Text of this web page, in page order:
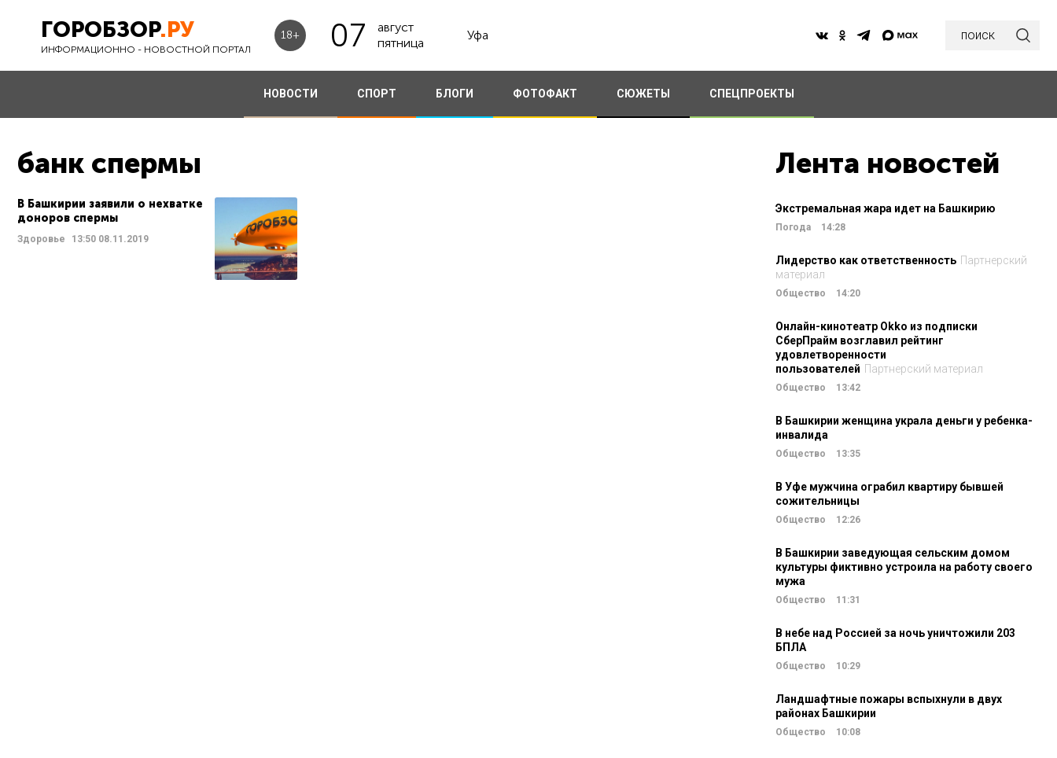
ГОРОБЗОР.РУ
ИНФОРМАЦИОННО - НОВОСТНОЙ ПОРТАЛ
18+ 07
август
пятница
Уфа поиск
НОВОСТИ СПОРТ БЛОГИ ФОТОФАКТ СЮЖЕТЫ СПЕЦПРОЕКТЫ
банк спермы
В Башкирии заявили о нехватке
доноров спермы
Здоровье 13:50 08.11.2019
Лента новостей
Экстремальная жара идет на Башкирию
Погода 14:28
Лидерство как ответственность Партнерский
материал
Общество 14:20
Онлайн-кинотеатр Okko из подписки
СберПрайм возглавил рейтинг
удовлетворенности
пользователей Партнерский материал
Общество 13:42
В Башкирии женщина украла деньги у ребенка-
инвалида
Общество 13:35
В Уфе мужчина ограбил квартиру бывшей
сожительницы
Общество 12:26
В Башкирии заведующая сельским домом
культуры фиктивно устроила на работу своего
мужа
Общество 11:31
В небе над Россией за ночь уничтожили 203
БПЛА
Общество 10:29
Ландшафтные пожары вспыхнули в двух
районах Башкирии
Общество 10:08